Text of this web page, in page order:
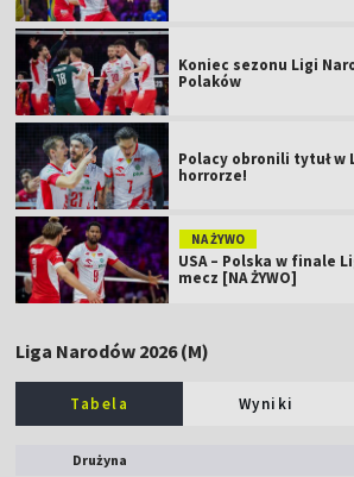
Koniec sezonu Ligi
Polaków
Polacy obronili tytuł w
horrorze!
NA ŻYWO
USA – Polska w finale
mecz [NA ŻYWO]
Liga Narodów 2026 (M)
Tabela Wyniki
Drużyna